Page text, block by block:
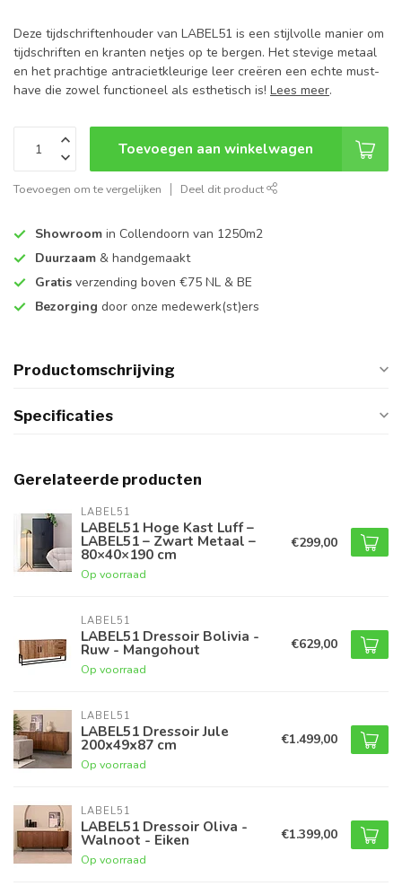
Deze tijdschriftenhouder van LABEL51 is een stijlvolle manier om
tijdschriften en kranten netjes op te bergen. Het stevige metaal
en het prachtige antracietkleurige leer creëren een echte must-
have die zowel functioneel als esthetisch is! Lees meer.
Toevoegen aan winkelwagen
Toevoegen om te vergelijken Deel dit product
Showroom in Collendoorn van 1250m2
Duurzaam & handgemaakt
Gratis verzending boven €75 NL & BE
Bezorging door onze medewerk(st)ers
Productomschrijving
Specificaties
Gerelateerde producten
LABEL51
LABEL51 Hoge Kast Luff –
LABEL51 – Zwart Metaal –
80×40×190 cm
Op voorraad
€299,00
LABEL51
LABEL51 Dressoir Bolivia -
Ruw - Mangohout
Op voorraad
€629,00
LABEL51
LABEL51 Dressoir Jule
200x49x87 cm
Op voorraad
€1.499,00
LABEL51
LABEL51 Dressoir Oliva -
Walnoot - Eiken
Op voorraad
€1.399,00